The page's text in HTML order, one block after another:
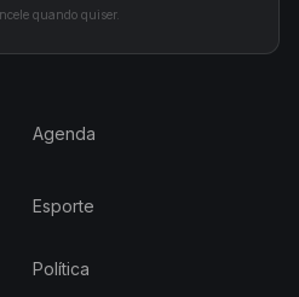
quando quiser.
Agenda
Esporte
Política